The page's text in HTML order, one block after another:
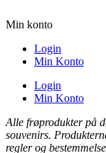
Min konto
Login
Min Konto
Login
Min Konto
Alle frøprodukter på
souvenirs.
regler og